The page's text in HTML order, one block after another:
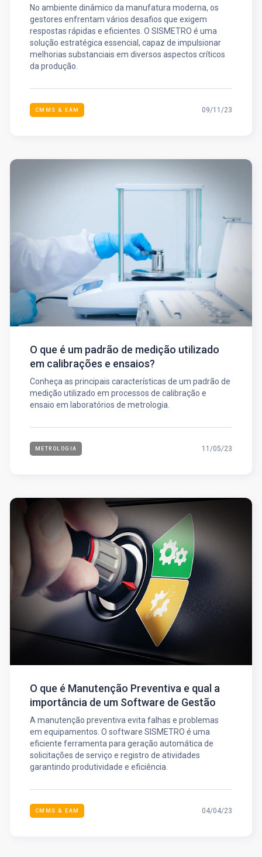
No ambiente dinâmico da manufatura moderna, os
gestores enfrentam vários desafios que exigem
respostas rápidas e eficientes. O SISMETRO é uma
solução estratégica essencial, capaz de impulsionar
melhorias substanciais em diversos aspectos críticos
da produção.
CMMS & EAM 09/11/23
O que é um padrão de medição utilizado
em calibrações e ensaios?
Conheça as principais características de um padrão de
medição utilizado em processos de calibração e
ensaio em laboratórios de metrologia.
METROLOGIA 11/05/23
O que é Manutenção Preventiva e qual a
importância de um Software de Gestão
A manutenção preventiva evita falhas e problemas
em equipamentos. O software SISMETRO é uma
eficiente ferramenta para geração automática de
solicitações de serviço e registro de atividades
garantindo produtividade e eficiência.
CMMS & EAM 04/04/23